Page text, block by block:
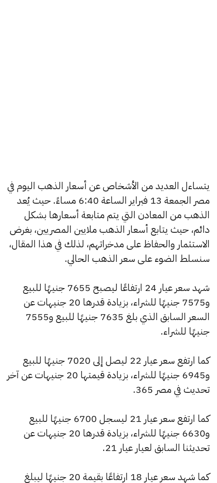
يتساءل العديد من الأشخاص عن أسعار الذهب اليوم في
مصر الجمعة 13 فبراير الساعة 6:40 مساءً. حيث يُعد
الذهب من المعادن التي يتم متابعة أسعارها بشكل
دائم، حيث يتابع أسعار الذهب ملايين المصريين، بغرض
الاستثمار والحفاظ على مدخراتهم، لذلك في هذا المقال،
سنسلط الضوء على سعر الذهب الحالي.
شهد سعر عيار 24 ارتفاعًا ليصبح 7655 جنيهًا للبيع
و7575 جنيهًا للشراء، بزيادة قدرها 20 جنيهات عن
السعر السابق الذي بلغ 7635 جنيهًا للبيع و7555
جنيهًا للشراء.
كما ارتفع سعر عيار 22 ليصل إلى 7020 جنيهًا للبيع
و6945 جنيهًا للشراء، بزيادة قيمتها 20 جنيهات عن آخر
تحديث في مصر 365.
كما ارتفع سعر عيار 21 ليسجل 6700 جنيهًا للبيع
و6630 جنيهًا للشراء، بزيادة قدرها 20 جنيهات عن
تحديثنا السابق لعيار عيار 21.
كما شهد سعر عيار 18 ارتفاعًا بقيمة 20 جنيهًا ليبلغ